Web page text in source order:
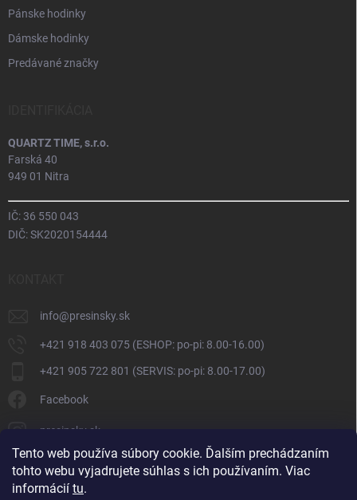
Tento web používa súbory cookie. Ďalším prechádzaním
tohto webu vyjadrujete súhlas s ich používaním. Viac
informácií tu.
Pánske hodinky
Dámske hodinky
Predávané značky
QUARTZ TIME, s.r.o.
Farská 40
949 01 Nitra
IČ: 36 550 043
DIČ: SK2020154444
info@presinsky.sk
+421 918 403 075 (ESHOP: po-pi: 8.00-16.00)
+421 905 722 801 (SERVIS: po-pi: 8.00-17.00)
Facebook
presinsky.sk